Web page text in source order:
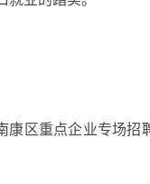
区重点企业专场招